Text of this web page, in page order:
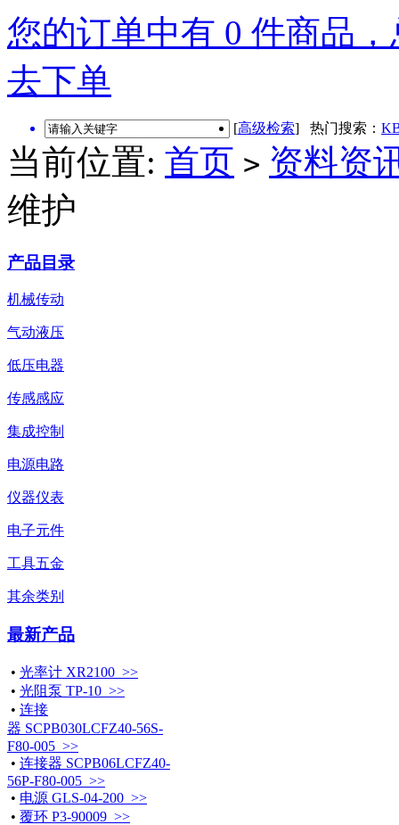
您的订单中有 0 件商品
去下单
[高级检索] 热门搜索：
当前位置: 首页 > 资料资
维护
产品目录
机械传动
气动液压
低压电器
传感感应
集成控制
电源电路
仪器仪表
电子元件
工具五金
其余类别
最新产品
• 光率计 XR2100 >>
• 光阻泵 TP-10 >>
• 连接
器 SCPB030LCFZ40-56S-
F80-005 >>
• 连接器 SCPB06LCFZ40-
56P-F80-005 >>
• 电源 GLS-04-200 >>
• 覆环 P3-90009 >>